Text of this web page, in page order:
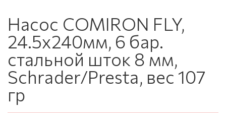
Насос COMIRON FLY,
24.5x240мм, 6 бар.
стальной шток 8 мм,
Schrader/Presta, вес 107
гр